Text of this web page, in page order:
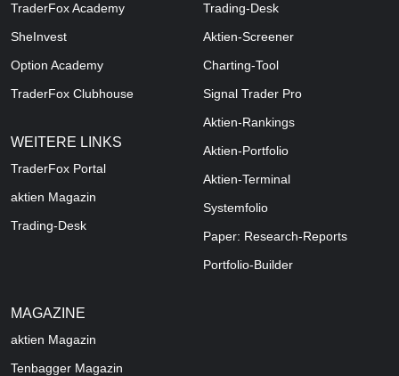
TraderFox Academy
SheInvest
Option Academy
TraderFox Clubhouse
WEITERE LINKS
TraderFox Portal
aktien Magazin
Trading-Desk
Trading-Desk
Aktien-Screener
Charting-Tool
Signal Trader Pro
Aktien-Rankings
Aktien-Portfolio
Aktien-Terminal
Systemfolio
Paper: Research-Reports
Portfolio-Builder
MAGAZINE
aktien Magazin
Tenbagger Magazin